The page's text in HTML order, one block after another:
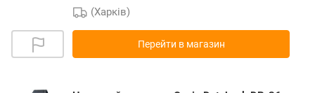
(Харків)
Перейти в магазин